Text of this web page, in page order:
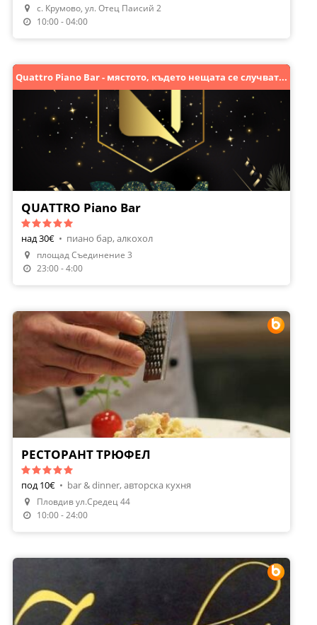
Направи Резервация
с. Крумово, ул. Отец Паисий 2
10:00 - 04:00
Quattro Piano Bar - мястото, където нещата се случват...
QUATTRO Piano Bar
над 30€ • пиано бар, алкохол
площад Съединение 3
23:00 - 4:00
Направи Резервация
РЕСТОРАНТ ТРЮФЕЛ
под 10€ • bar & dinner, авторска кухня
Пловдив ул.Средец 44
10:00 - 24:00